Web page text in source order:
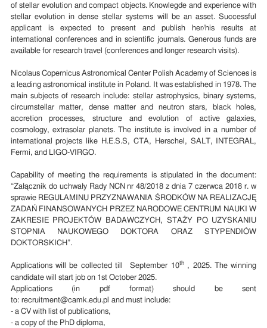
of stellar evolution and compact objects. Knowlegde and experience with
stellar evolution in dense stellar systems will be an asset. Successful
applicant is expected to present and publish her/his results at
international conferences and in scientific journals. Generous funds are
available for research travel (conferences and longer research visits).
Nicolaus Copernicus Astronomical Center Polish Academy of Sciences is
a leading astronomical institute in Poland. It was established in 1978. The
main subjects of research include: stellar astrophysics, binary systems,
circumstellar matter, dense matter and neutron stars, black holes,
accretion processes, structure and evolution of active galaxies,
cosmology, extrasolar planets. The institute is involved in a number of
international projects like H.E.S.S, CTA, Herschel, SALT, INTEGRAL,
Fermi, and LIGO-VIRGO.
Capability of meeting the requirements is stipulated in the document:
“Załącznik do uchwały Rady NCN nr 48/2018 z dnia 7 czerwca 2018 r. w
sprawie REGULAMINU PRZYZNAWANIA ŚRODKÓW NA REALIZACJĘ
ZADAŃ FINANSOWANYCH PRZEZ NARODOWE CENTRUM NAUKI W
ZAKRESIE PROJEKTÓW BADAWCZYCH, STAŻY PO UZYSKANIU
STOPNIA NAUKOWEGO DOKTORA ORAZ STYPENDIÓW
DOKTORSKICH”.
Applications will be collected till September 10th, 2025. The winning
candidate will start job on 1st October 2025.
Applications (in pdf format) should be sent
to: recruitment@camk.edu.pl and must include:
- a CV with list of publications,
- a copy of the PhD diploma,